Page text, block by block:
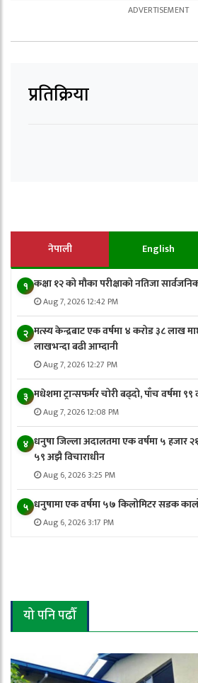
प्रतिक्रिया
नेपाली English
१ कक्षा १२ को मौका परीक्षाको नतिजा
Aug 7, 2026 12:42 PM
२ मत्स्य केन्द्रबाट एक वर्षमा ४ करोड ३८ लाख
लाखभन्दा बढी आम्दानी
Aug 7, 2026 12:27 PM
३ मधेशमा ट्रान्सफर्मर चोरी बढ्दो, पाँच वर्षमा ९९
Aug 7, 2026 12:08 PM
४ धनुषा जिल्ला अदालतमा एक वर्षमा ५ हजार
५९ अझै विचाराधीन
Aug 6, 2026 3:25 PM
५ धनुषामा एक वर्षमा ५७ किलोमिटर सडक
Aug 6, 2026 3:17 PM
यो पनि पढौँ